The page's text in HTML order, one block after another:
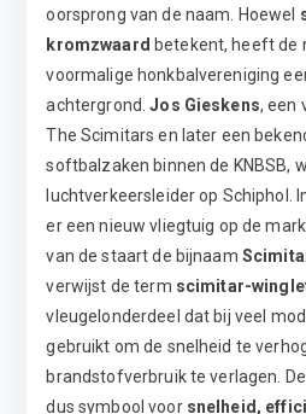
oorsprong van de naam. Hoewel
kromzwaard betekent, heeft de
voormalige honkbalvereniging
achtergrond.Jos Gieskens, een
The Scimitars en later een
softbalzaken binnen de KNBSB,
luchtverkeersleider op Schiphol.
er een nieuw vliegtuig op de
van de staart de bijnaam
verwijst de term scimitar-
vleugelonderdeel dat bij veel
gebruikt om de snelheid te
brandstofverbruik te verlagen.
dus symbool voor snelheid,